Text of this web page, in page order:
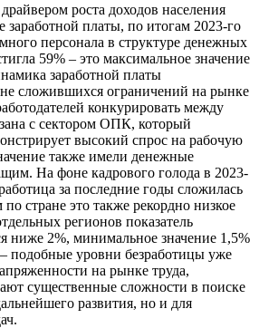
роста доходов населения
заработной платы, по итогам 2023-го
персонала в структуре денежных
59% – это максимальное значение
заработной платы
сложившихся ограничений на рынке
конкурировать между
с сектором ОПК, который
высокий спрос на рабочую
также имели денежные
На фоне кадрового голода в 2023-
за последние годы сложилась
стране это также рекордно низкое
регионов показатель
ниже 2%, минимальное значение 1,5%
подобные уровни безработицы уже
на рынке труда,
существенные сложности в поиске
развития, но и для